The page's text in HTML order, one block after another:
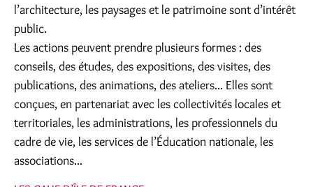
l’architecture, les paysages et le patrimoine sont d’intérêt
public.
Les actions peuvent prendre plusieurs formes : des
conseils, des études, des expositions, des visites, des
publications, des animations, des ateliers... Elles sont
conçues, en partenariat avec les collectivités locales et
territoriales, les administrations, les professionnels du
cadre de vie, les services de l’Éducation nationale, les
associations...